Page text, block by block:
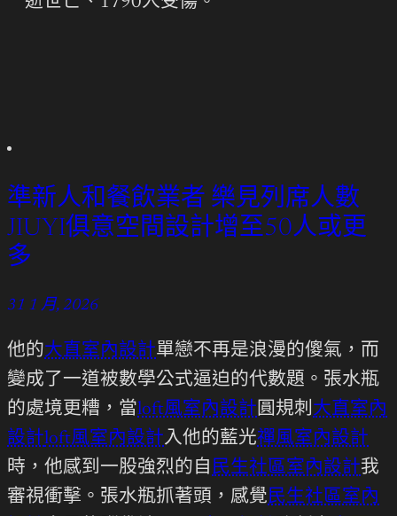
準新人和餐飲業者 樂見列席人數
JIUYI俱意空間設計增至50人或更
多
31 1 月, 2026
他的大直室內設計單戀不再是浪漫的傻氣，而
變成了一道被數學公式逼迫的代數題。張水瓶
的處境更糟，當loft風室內設計圓規刺大直室內
設計loft風室內設計入他的藍光禪風室內設計
時，他感到一股強烈的自 民生社區室內設計我
審視衝擊。張水瓶抓著頭，感覺民生社區室內